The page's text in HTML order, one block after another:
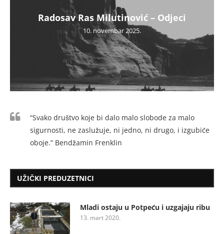
Radosav Ras Milutinović – Odjeci
10. novembar 2025.
“Svako društvo koje bi dalo malo slobode za malo
sigurnosti, ne zaslužuje, ni jedno, ni drugo, i izgubiće
oboje.” Bendžamin Frenklin
UŽIČKI PREDUZETNICI
Mladi ostaju u Potpeću i uzgajaju ribu
13. mart 2020.